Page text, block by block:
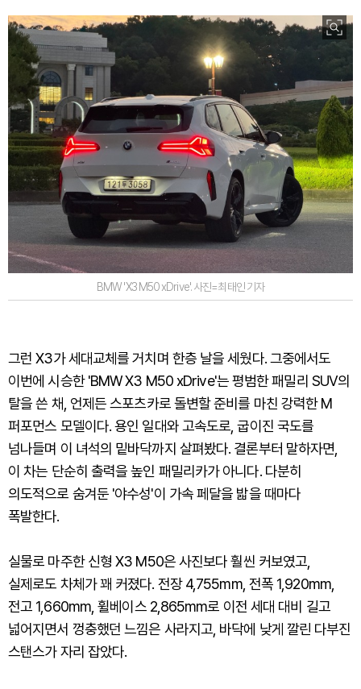
BMW 'X3 M50 xDrive'. 사진=최태인 기자
그런 X3가 세대교체를 거치며 한층 날을 세웠다. 그중에서도
이번에 시승한 'BMW X3 M50 xDrive'는 평범한 패밀리 SUV의
탈을 쓴 채, 언제든 스포츠카로 돌변할 준비를 마친 강력한 M
퍼포먼스 모델이다. 용인 일대와 고속도로, 굽이진 국도를
넘나들며 이 녀석의 밑바닥까지 살펴봤다. 결론부터 말하자면,
이 차는 단순히 출력을 높인 패밀리카가 아니다. 다분히
의도적으로 숨겨둔 '야수성'이 가속 페달을 밟을 때마다
폭발한다.
실물로 마주한 신형 X3 M50은 사진보다 훨씬 커보였고,
실제로도 차체가 꽤 커졌다. 전장 4,755mm, 전폭 1,920mm,
전고 1,660mm, 휠베이스 2,865mm로 이전 세대 대비 길고
넓어지면서 껑충했던 느낌은 사라지고, 바닥에 낮게 깔린 다부진
스탠스가 자리 잡았다.